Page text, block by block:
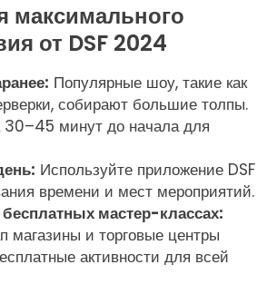
максимального
от DSF 2024
Популярные шоу, такие как
собирают большие толпы.
30–45 минут до начала для
Используйте приложение DSF
времени и мест мероприятий.
бесплатных мастер-классах:
магазины и торговые центры
активности для всей